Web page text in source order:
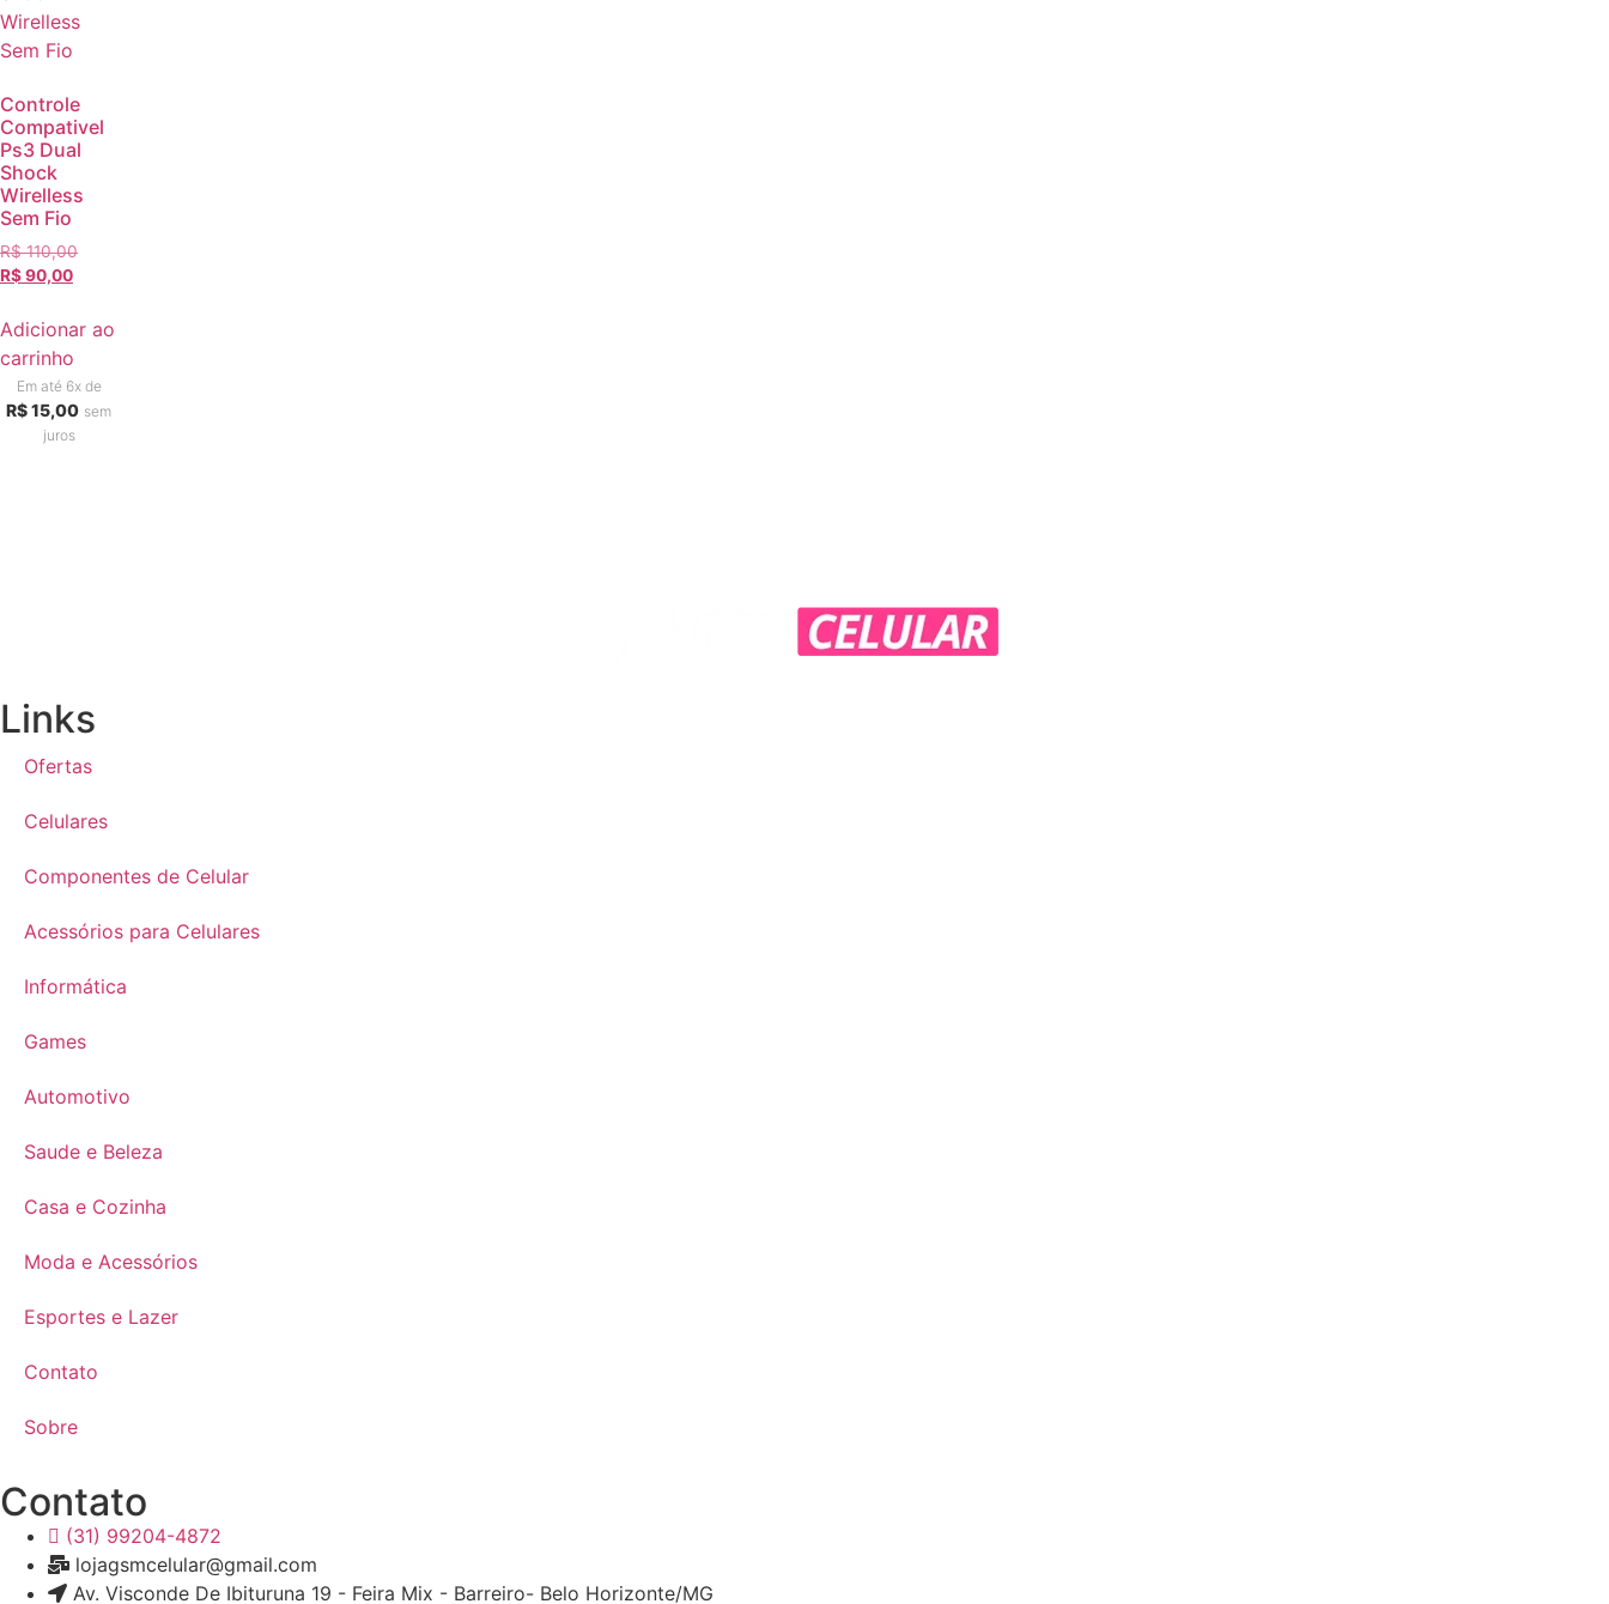
Controle
Compativel
Ps3 Dual
Shock
Wirelless
Sem Fio
R$110,00
R$90,00
Adicionar ao
carrinho
Em até 6x de
R$15,00 sem
juros
Links
Ofertas
Celulares
Componentes de Celular
Acessórios para Celulares
Informática
Games
Automotivo
Saude e Beleza
Casa e Cozinha
Moda e Acessórios
Esportes e Lazer
Contato
Sobre
Contato
(31) 99204-4872
lojagsmcelular@gmail.com
Av. Visconde De Ibituruna 19 - Feira Mix - Barreiro- Belo Horizonte/MG